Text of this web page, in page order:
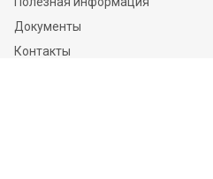
Документы
Контакты